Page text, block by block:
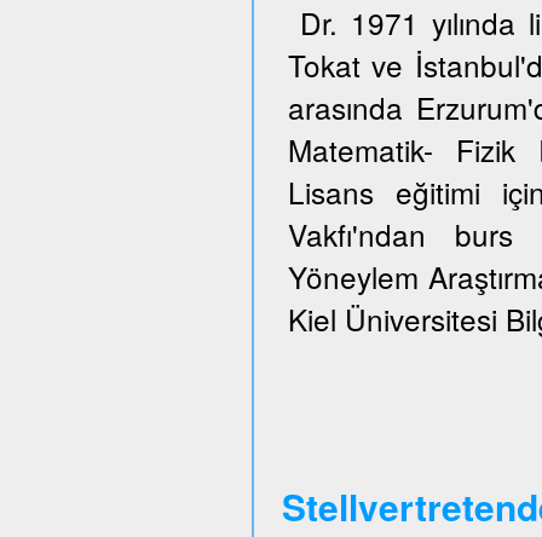
Dr. 1971
Tokat ve
arasında
Matematik-
Lisans eğitimi
Vakfı'ndan burs
Yöneylem
Kiel Üniversitesi